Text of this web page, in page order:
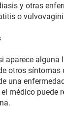
y otras
o
aparece alguna
otros síntomas
una
médico puede